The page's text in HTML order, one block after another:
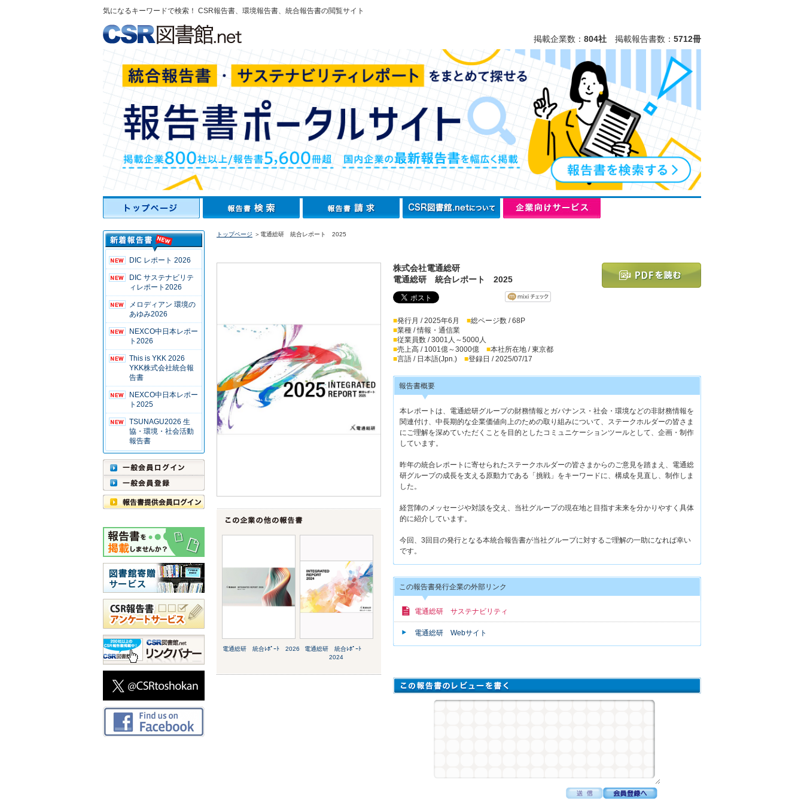
気になるキーワードで検索！ CSR報告書、環境報告書、統合報告書の閲覧サイト
掲載企業数： 804社 掲載報告書数： 5712冊
DIC レポート 2026
DIC サステナビリテ
ィレポート2026
メロディアン 環境の
あゆみ2026
NEXCO中日本レポー
ト2026
This is YKK 2026
YKK株式会社統合報
告書
NEXCO中日本レポー
ト2025
TSUNAGU2026 生
協・環境・社会活動
報告書
トップページ ＞電通総研 統合レポート 2025
電通総研 統合ﾚﾎﾟｰﾄ 2026
電通総研 統合ﾚﾎﾟｰﾄ
2024
株式会社電通総研
電通総研 統合レポート 2025
■発行月 / 2025年6月 ■総ページ数 / 68P
■業種 / 情報・通信業
■従業員数 / 3001人～5000人
■売上高 / 1001億～3000億 ■本社所在地 / 東京都
■言語 / 日本語(Jpn.) ■登録日 / 2025/07/17
報告書概要
本レポートは、電通総研グループの財務情報とガバナンス・社会・環境などの非財務情報を
関連付け、中長期的な企業価値向上のための取り組みについて、ステークホルダーの皆さま
にご理解を深めていただくことを目的としたコミュニケーションツールとして、企画・制作
しています。
昨年の統合レポートに寄せられたステークホルダーの皆さまからのご意見を踏まえ、電通総
研グループの成長を支える原動力である「挑戦」をキーワードに、構成を見直し、制作しま
した。
経営陣のメッセージや対談を交え、当社グループの現在地と目指す未来を分かりやすく具体
的に紹介しています。
今回、3回目の発行となる本統合報告書が当社グループに対するご理解の一助になれば幸い
です。
この報告書発行企業の外部リンク
電通総研 サステナビリティ
電通総研 Webサイト